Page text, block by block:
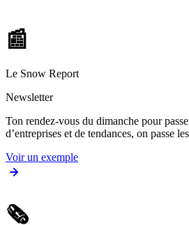
📰
Le Snow Report
Newsletter
Ton rendez-vous du dimanche pour
d’entreprises et de tendances, on passe
Voir un exemple
🗞️